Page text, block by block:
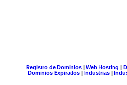
Registro de Dominios| Web Hosting |
Dominios Expirados | Industrias |